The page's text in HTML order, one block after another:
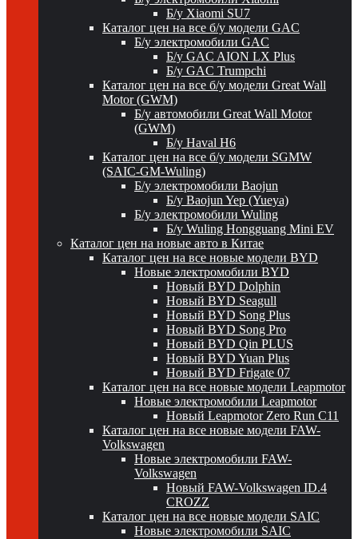
Б/у Xiaomi SU7
Каталог цен на все б/у модели GAC
Б/у электромобили GAC
Б/у GAC AION LX Plus
Б/у GAC Trumpchi
Каталог цен на все б/у модели Great Wall
Motor (GWM)
Б/у автомобили Great Wall Motor
(GWM)
Б/у Haval H6
Каталог цен на все б/у модели SGMW
(SAIC-GM-Wuling)
Б/у электромобили Baojun
Б/у Baojun Yep (Yueya)
Б/у электромобили Wuling
Б/у Wuling Hongguang Mini EV
Каталог цен на новые авто в Китае
Каталог цен на все новые модели BYD
Новые электромобили BYD
Новый BYD Dolphin
Новый BYD Seagull
Новый BYD Song Plus
Новый BYD Song Pro
Новый BYD Qin PLUS
Новый BYD Yuan Plus
Новый BYD Frigate 07
Каталог цен на все новые модели Leapmotor
Новые электромобили Leapmotor
Новый Leapmotor Zero Run C11
Каталог цен на все новые модели FAW-
Volkswagen
Новые электромобили FAW-
Volkswagen
Новый FAW-Volkswagen ID.4
CROZZ
Каталог цен на все новые модели SAIC
Новые электромобили SAIC